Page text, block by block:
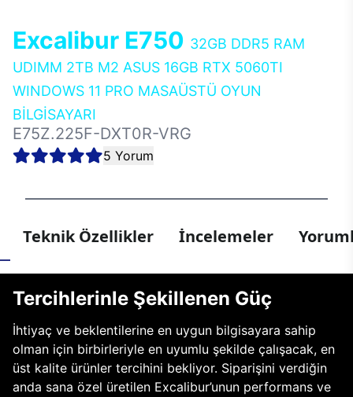
Excalibur E750 32GB DDR5 RAM
UDIMM 2TB M2 ASUS 16GB RTX 5060TI
WINDOWS 11 PRO MASAÜSTÜ OYUN
BİLGİSAYARI
E75Z.225F-DXT0R-VRG
5 Yorum
Teknik Özellikler İncelemeler
Tercihlerinle Şekillenen Güç
İhtiyaç ve beklentilerine en uygun bilgisayara sahip
olman için birbirleriyle en uyumlu şekilde çalışacak, en
üst kalite ürünler tercihini bekliyor. Siparişini verdiğin
anda sana özel üretilen Excalibur’unun performans ve